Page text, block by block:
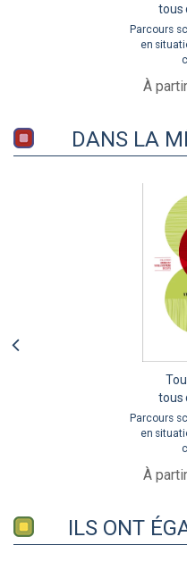
tous
Parcours
en
À
DANS LA
tous
Parcours
en
À
ILS ONT